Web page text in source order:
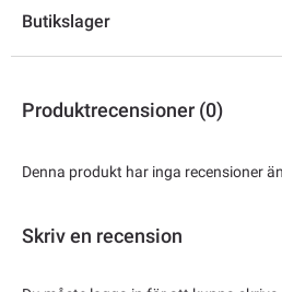
Butikslager
Produktrecensioner (0)
Denna produkt har inga recensioner
Skriv en recension